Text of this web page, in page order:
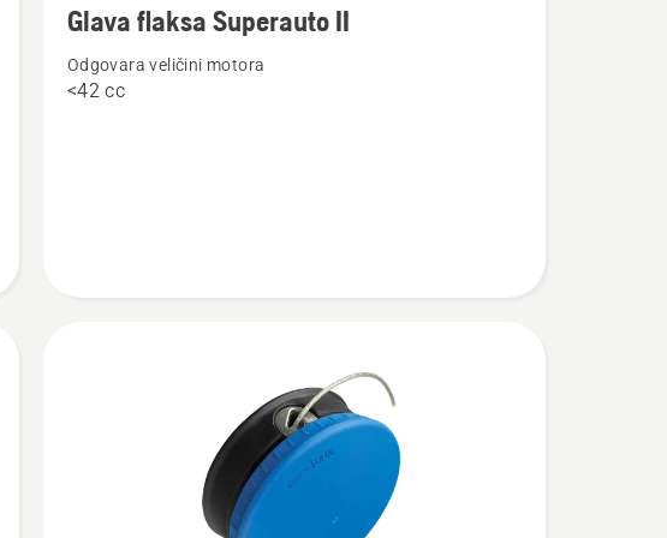
detalja
Glava flaksa Superauto II
Odgovara veličini motora
<42 cc